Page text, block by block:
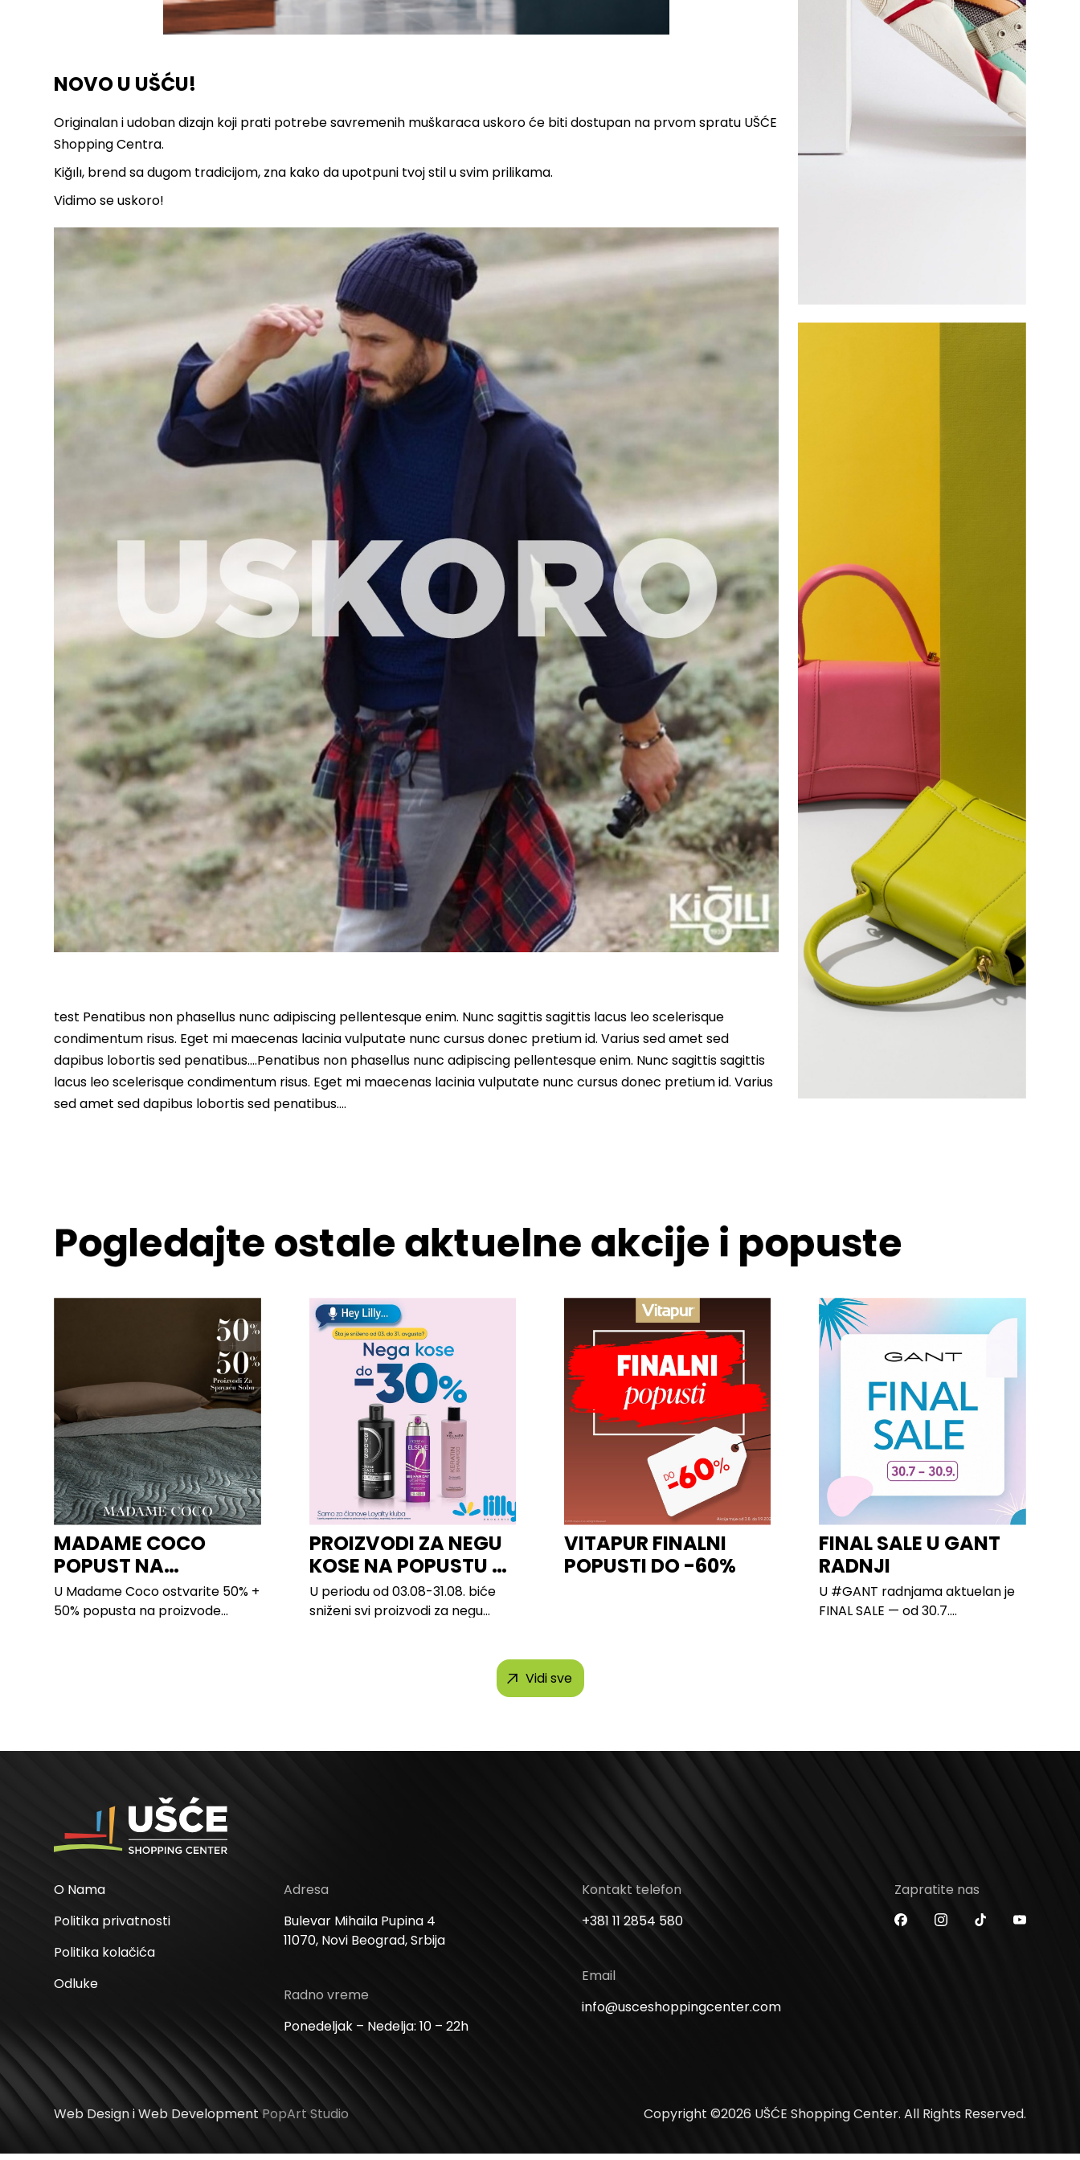
NOVO U UŠĆU!
Originalan i udoban dizajn koji prati potrebe savremenih muškaraca uskoro će biti dostupan na prvom spratu UŠĆE
Shopping Centra.
Kiğılı, brend sa dugom tradicijom, zna kako da upotpuni tvoj stil u svim prilikama.
Vidimo se uskoro!
test Penatibus non phasellus nunc adipiscing pellentesque enim. Nunc sagittis sagittis lacus leo scelerisque
condimentum risus. Eget mi maecenas lacinia vulputate nunc cursus donec pretium id. Varius sed amet sed
dapibus lobortis sed penatibus….Penatibus non phasellus nunc adipiscing pellentesque enim. Nunc sagittis sagittis
lacus leo scelerisque condimentum risus. Eget mi maecenas lacinia vulputate nunc cursus donec pretium id. Varius
sed amet sed dapibus lobortis sed penatibus….
Pogledajte ostale aktuelne akcije i popuste
MADAME COCO
POPUST NA
PROIZVODE ZA
SPAVAĆU SOBU
U Madame Coco ostvarite 50% +
50% popusta na proizvode...
PROIZVODI ZA NEGU
KOSE NA POPUSTU U
LILLY
U periodu od 03.08-31.08. biće
sniženi svi proizvodi za negu
VITAPUR FINALNI
POPUSTI DO -60%
FINAL SALE U GANT
RADNJI
U #GANT radnjama aktuelan je
FINAL SALE — od 30.7....
Vidi sve
O Nama
Politika privatnosti
Politika kolačića
Odluke
Adresa
Bulevar Mihaila Pupina 4
11070, Novi Beograd, Srbija
Radno vreme
Ponedeljak – Nedelja: 10 – 22h
Kontakt telefon
+381 11 2854 580
Email
info@usceshoppingcenter.com
Zapratite nas
Web Design i Web DevelopmentPopArt Studio Copyright ©2026 UŠĆE Shopping Center. All Rights Reserved.